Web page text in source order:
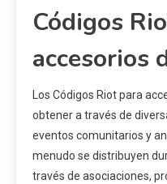
Códigos
accesorios
Los Códigos Riot para
obtener a través de
eventos comunitarios y
menudo se distribuyen
través de asociaciones,